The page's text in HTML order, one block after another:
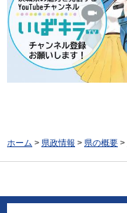
ホーム > 県政情報 > 県の概要 >